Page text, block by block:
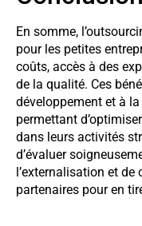
En somme,
pour les petites
coûts, accès à des
de la qualité. Ces
développement et à
permettant
dans leurs activités
d’évaluer
l’externalisation et
partenaires pour en